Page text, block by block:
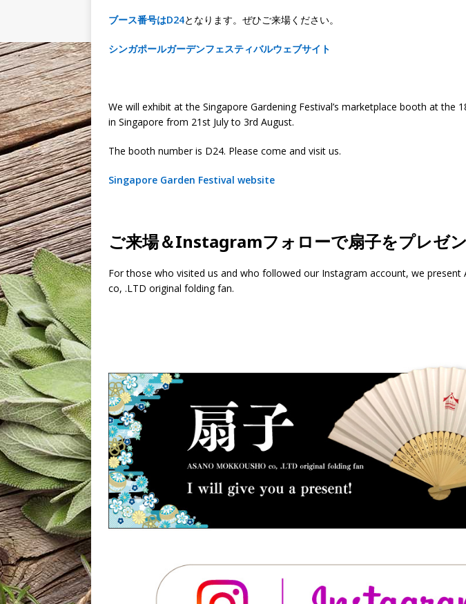
ブース番号はD24となります。ぜひご来場ください。
シンガポールガーデンフェスティバルウェブサイト
We will exhibit at the Singapore Gardening Festival’s marketplace booth at the
in Singapore from 21st July to 3rd August.
The booth number is D24. Please come and visit us.
Singapore Garden Festival website
ご来場＆Instagramフォローで扇子をプレゼン
For those who visited us and who followed our Instagram account, we present
co, .LTD original folding fan.